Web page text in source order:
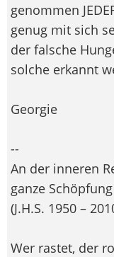
genommen
genug mit sich
der falsche
solche erkannt
Georgie
--
An der inneren
ganze
(J.H.S. 1950 –
Wer rastet, der